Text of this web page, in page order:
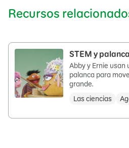
Recursos
STEM y
Abby y Ernie usan
palanca para
grande.
Las ciencias